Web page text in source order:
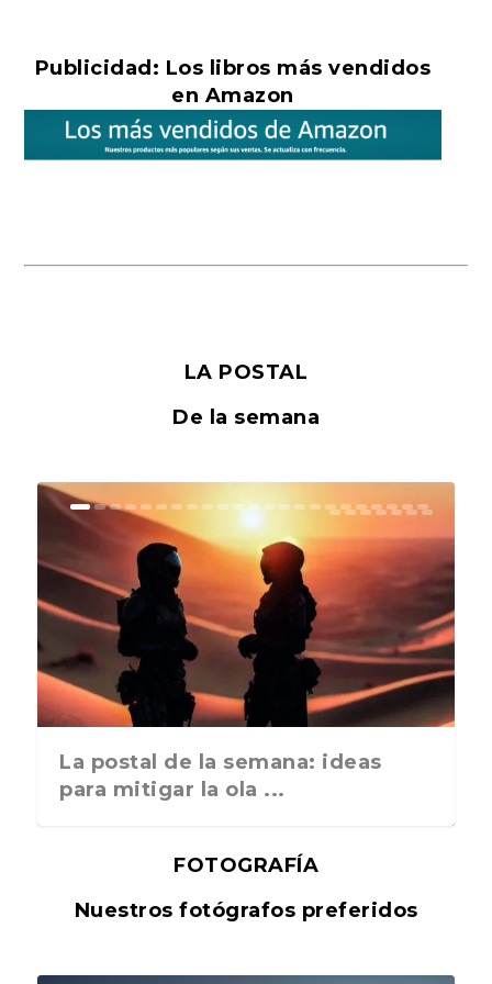
Publicidad: Los libros más vendidos
en Amazon
LA POSTAL
De la semana
La postal de la semana: ideas
para mitigar la ola ...
FOTOGRAFÍA
Nuestros fotógrafos preferidos